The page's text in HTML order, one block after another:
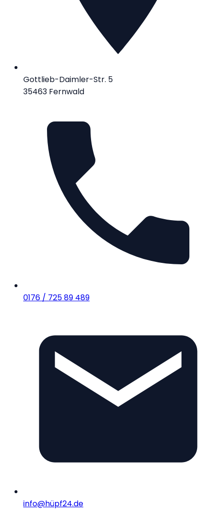
Gottlieb-Daimler-Str. 5
35463 Fernwald
0176 / 725 89 489
info@hüpf24.de